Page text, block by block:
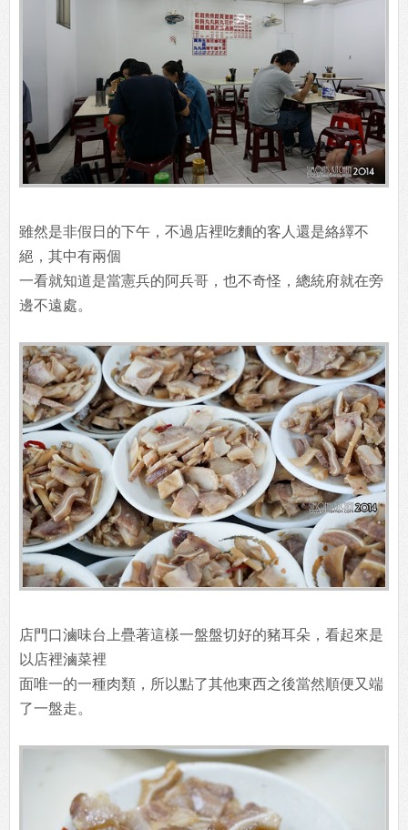
雖然是非假日的下午，不過店裡吃麵的客人還是絡繹不
絕，其中有兩個
一看就知道是當憲兵的阿兵哥，也不奇怪，總統府就在旁
邊不遠處。
店門口滷味台上疊著這樣一盤盤切好的豬耳朵，看起來是
以店裡滷菜裡
面唯一的一種肉類，所以點了其他東西之後當然順便又端
了一盤走。